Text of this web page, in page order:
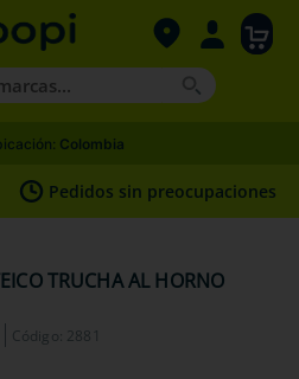
Colombia
Pedidos sin preocupaciones
TRUCHA AL HORNO
Código: 2881